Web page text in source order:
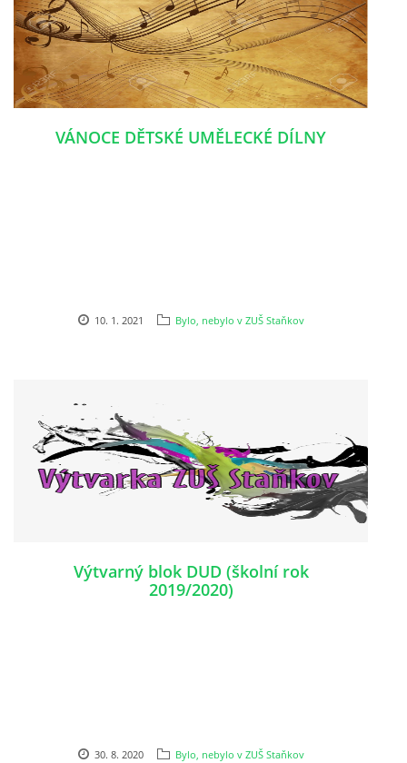
VÁNOCE DĚTSKÉ UMĚLECKÉ DÍLNY
10. 1. 2021 Bylo, nebylo v ZUŠ Staňkov
Výtvarný blok DUD (školní rok
2019/2020)
30. 8. 2020 Bylo, nebylo v ZUŠ Staňkov